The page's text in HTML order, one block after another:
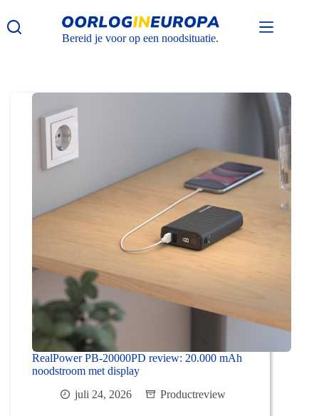
naar
de
Bereid je voor op een noodsituatie.
RealPower PB-20000PD review: 20.000 mAh
noodstroom met display
juli 24, 2026
Productreview